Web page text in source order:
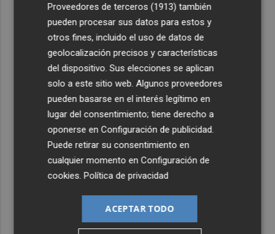
Proveedores de terceros (1913) también
pueden procesar sus datos para estos y
otros fines, incluido el uso de datos de
geolocalización precisos y características
del dispositivo. Sus elecciones se aplican
solo a este sitio web. Algunos proveedores
pueden basarse en el interés legítimo en
lugar del consentimiento; tiene derecho a
oponerse enConfiguración de publicidad.
Puede retirar su consentimiento en
cualquier momento enConfiguración de
cookies.Política de privacidad
ACEPTAR TODO